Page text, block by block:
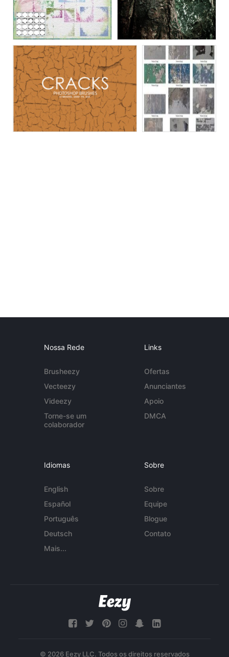
Nossa Rede
Brusheezy
Vecteezy
Videezy
Torne-se um
colaborador
Links
Ofertas
Anunciantes
Apoio
DMCA
Idiomas
English
Español
Português
Deutsch
Mais...
Sobre
Sobre
Equipe
Blogue
Contato
© 2026 Eezy LLC. Todos os direitos reservados